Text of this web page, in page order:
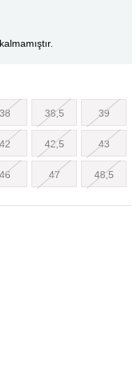
38 38,5 39
42 42,5 43
46 47 48,5